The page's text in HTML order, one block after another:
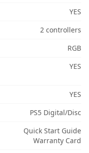
YES
2 controllers
RGB
YES
YES
PS5 Digital/Disc
Quick Start Guide
Warranty Card